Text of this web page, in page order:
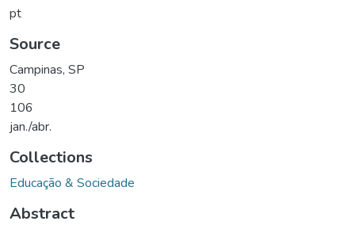
pt
Source
Campinas, SP
30
106
jan./abr.
Collections
Educação & Sociedade
Abstract